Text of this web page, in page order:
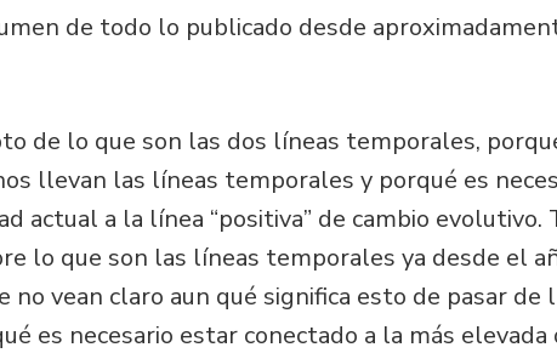
de todo lo publicado desde
de lo que son las dos líneas temporales,
llevan las líneas temporales y porqué es
actual a la línea “positiva” de cambio
lo que son las líneas temporales ya desde el
no vean claro aun qué significa esto de pasar de
es necesario estar conectado a la más elevada